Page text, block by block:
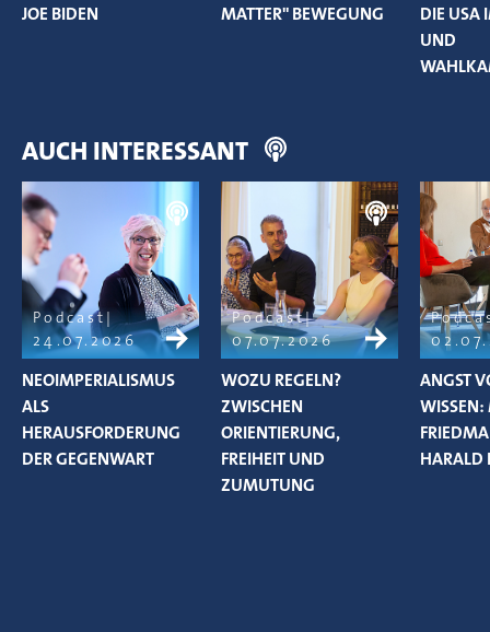
JOE BIDEN
MATTER" BEWEGUNG
DIE USA
UND
AUCH INTERESSANT
Podcast
24.07.2026
NEOIMPERIALISMUS
ALS
HERAUSFORDERUNG
DER GEGENWART
Podcast
07.07.2026
WOZU REGELN?
ZWISCHEN
ORIENTIERUNG,
FREIHEIT UND
ZUMUTUNG
ANGST
WISSEN:
HARALD